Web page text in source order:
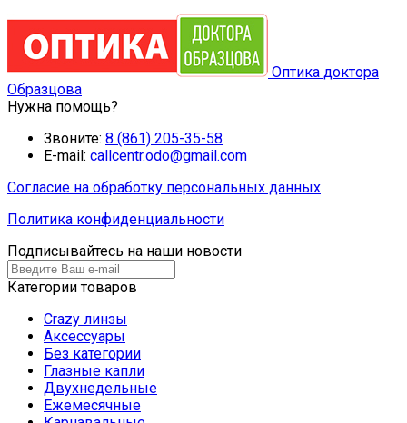
Оптика доктора
Образцова
Нужна помощь?
Звоните: 8 (861) 205-35-58
E-mail: callcentr.odo@gmail.com
Согласие на обработку персональных данных
Политика конфиденциальности
Подписывайтесь на наши новости
Категории товаров
Crazy линзы
Аксессуары
Без категории
Глазные капли
Двухнедельные
Ежемесячные